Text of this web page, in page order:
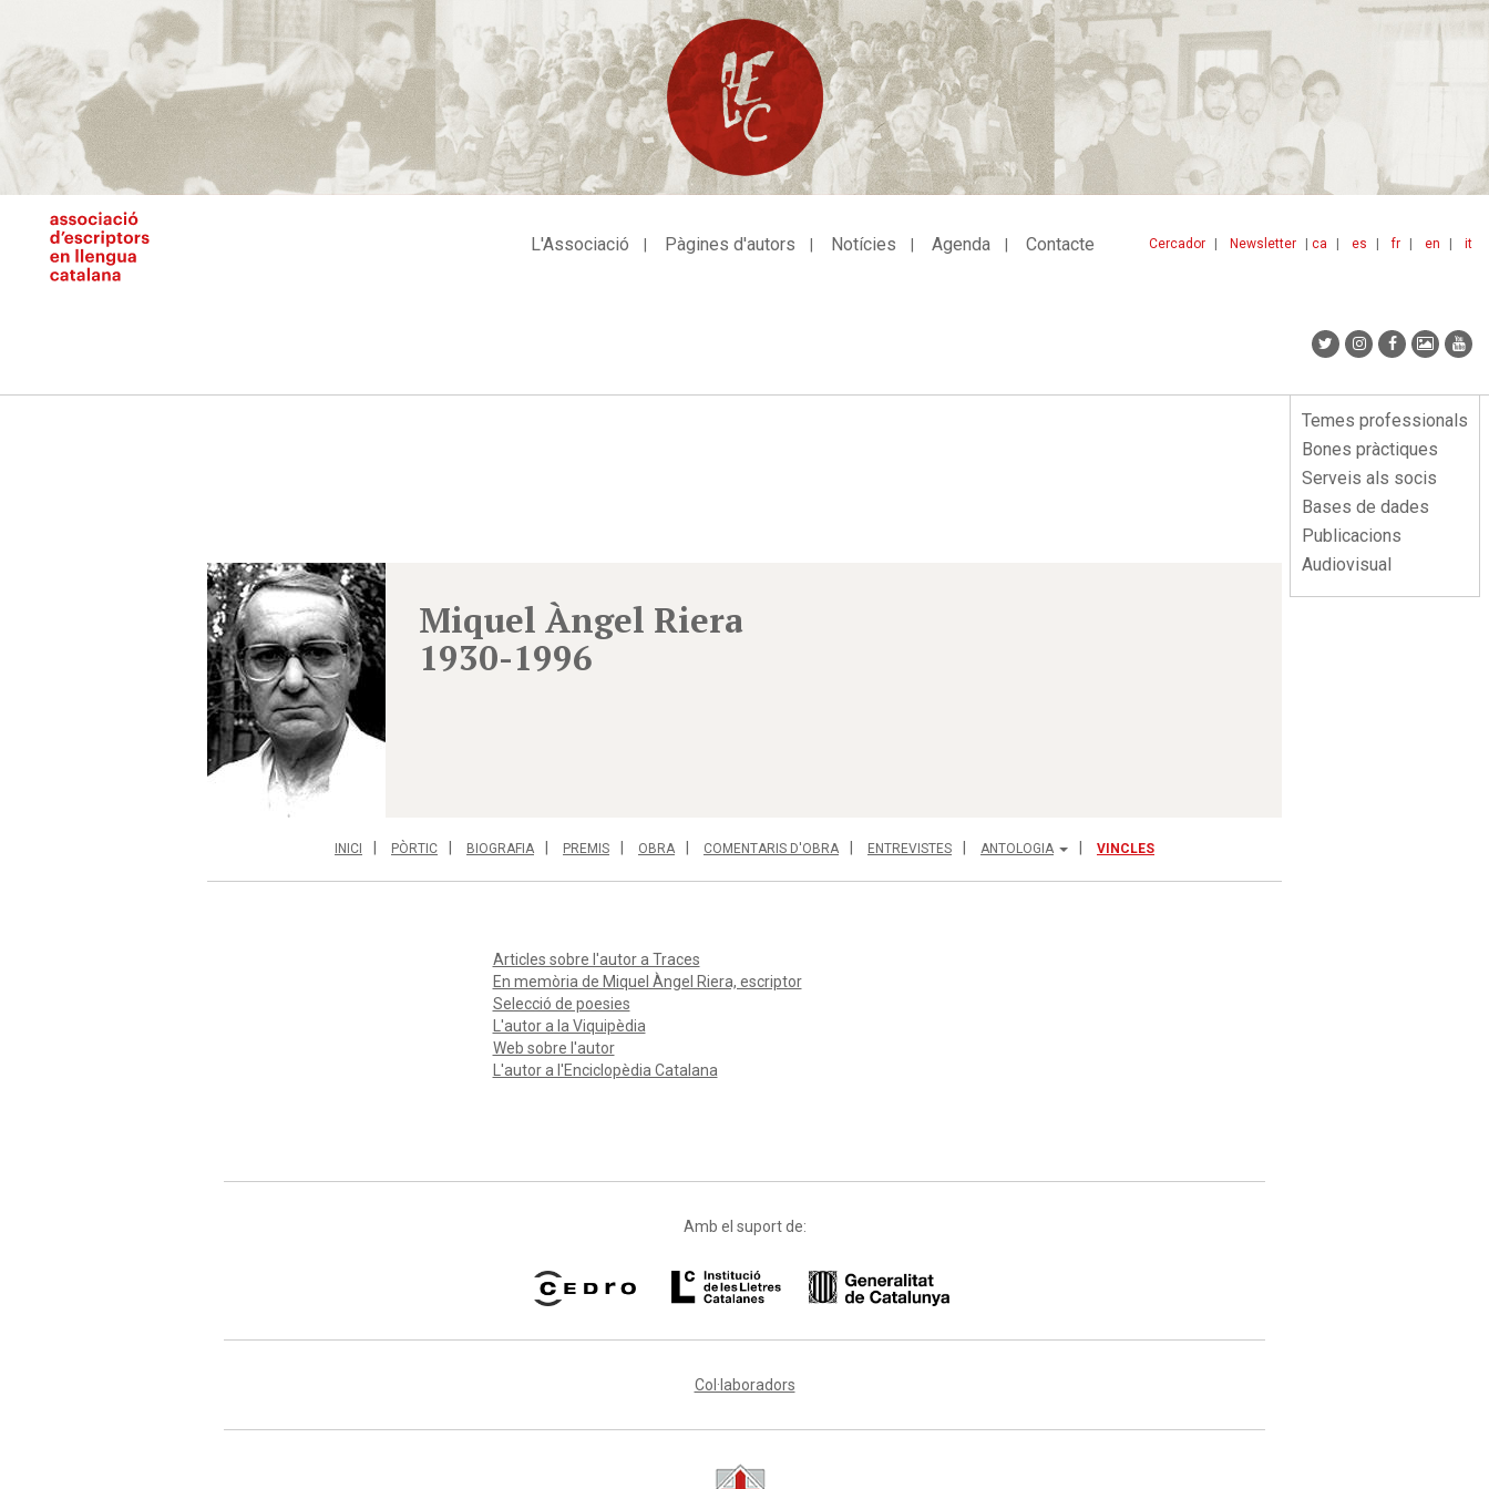
contingut
ca es fr en it
Cercador Newsletter
L'Associació Pàgines d'autors Notícies Agenda Contacte
Menu
lateral
Temes professionals
Bones pràctiques
Serveis als socis
Bases de dades
Publicacions
Audiovisual
Miquel Àngel Riera
1930-1996
INICI PÒRTIC BIOGRAFIA PREMIS OBRA COMENTARIS D'OBRA ENTREVISTES ANTOLOGIA VINCLES
Articles sobre l'autor a Traces
En memòria de Miquel Àngel Riera, escriptor
Selecció de poesies
L'autor a la Viquipèdia
Web sobre l'autor
L'autor a l'Enciclopèdia Catalana
Amb el suport de:
Col·laboradors